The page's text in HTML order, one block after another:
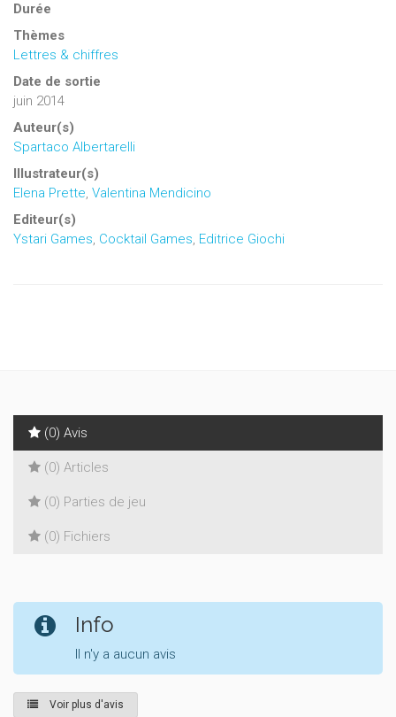
Durée
Thèmes
Lettres & chiffres
Date de sortie
juin 2014
Auteur(s)
Spartaco Albertarelli
Illustrateur(s)
Elena Prette, Valentina Mendicino
Editeur(s)
Ystari Games, Cocktail Games, Editrice Giochi
(0) Avis
(0) Articles
(0) Parties de jeu
(0) Fichiers
Info
Il n'y a aucun avis
Voir plus d'avis